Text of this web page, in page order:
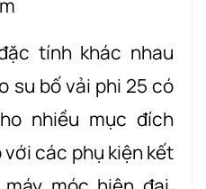
tính khác nhau
su bố vải phi 25 có
nhiều mục đích
các phụ kiện kết